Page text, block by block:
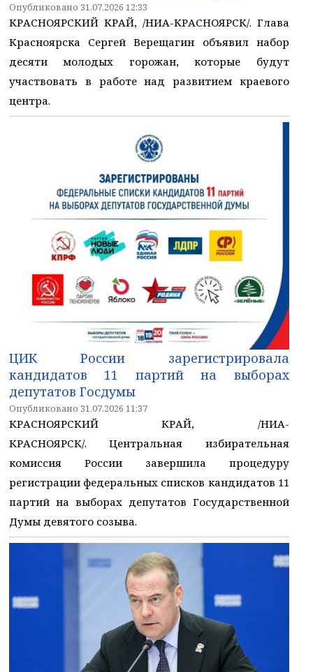
Опубликовано 31.07.2026 12:33
КРАСНОЯРСКИЙ КРАЙ, /НИА-КРАСНОЯРСК/. Глава
Красноярска Сергей Верещагин объявил набор
десяти молодых горожан, которые будут
участвовать в работе над развитием краевого
центра.
ЦИК России зарегистрировала
кандидатов 11 партий на выборах
депутатов Госдумы
Опубликовано 31.07.2026 11:37
КРАСНОЯРСКИЙ КРАЙ, /НИА-
КРАСНОЯРСК/. Центральная избирательная
комиссия России завершила процедуру
регистрации федеральных списков кандидатов 11
партий на выборах депутатов Государственной
Думы девятого созыва.